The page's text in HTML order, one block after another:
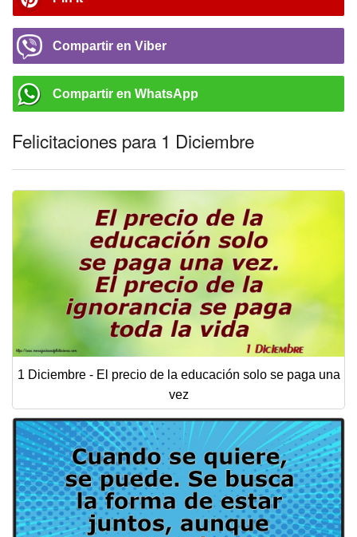
Compartir en Viber
Compartir en WhatsApp
Felicitaciones para 1 Diciembre
1 Diciembre - El precio de la educación solo se paga una
vez